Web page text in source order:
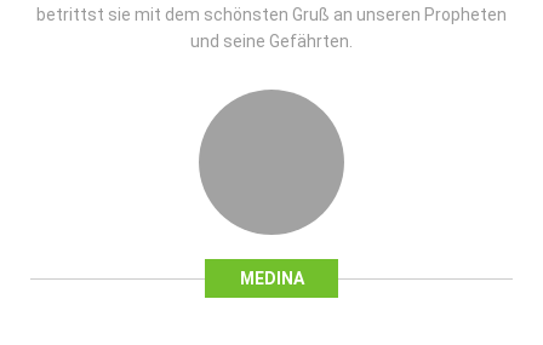
MEDINA
betrittst sie mit dem schönsten Gruß an unseren Propheten
und seine Gefährten.